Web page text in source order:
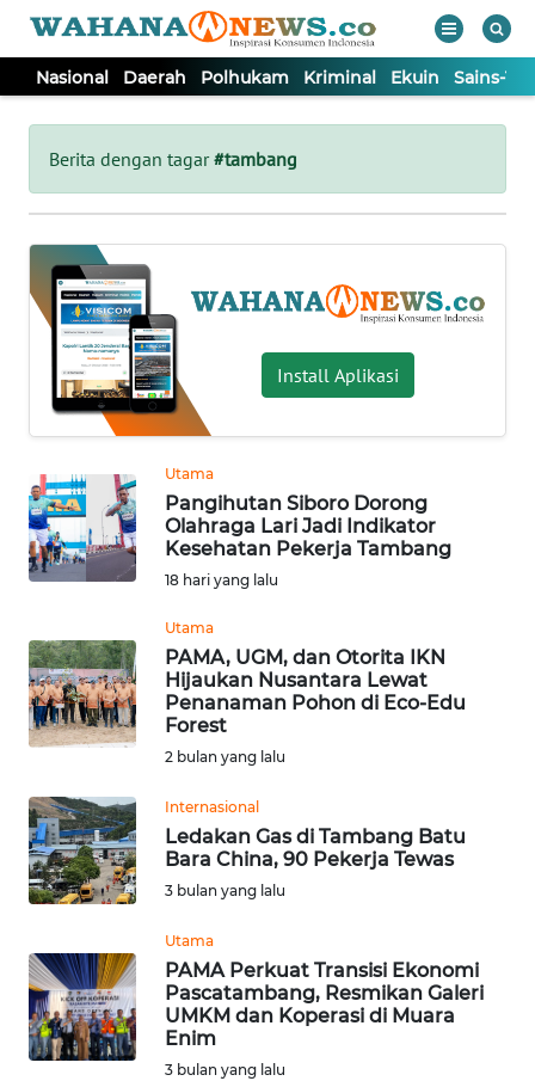
Nasional Daerah Polhukam Kriminal Ekuin Sains-
Berita dengan tagar#tambang
Install Aplikasi
Utama
Pangihutan Siboro Dorong
Olahraga Lari Jadi Indikator
Kesehatan Pekerja Tambang
18 hari yang lalu
Utama
PAMA, UGM, dan Otorita IKN
Hijaukan Nusantara Lewat
Penanaman Pohon di Eco-Edu
Forest
2 bulan yang lalu
Internasional
Ledakan Gas di Tambang Batu
Bara China, 90 Pekerja Tewas
3 bulan yang lalu
Utama
PAMA Perkuat Transisi Ekonomi
Pascatambang, Resmikan Galeri
UMKM dan Koperasi di Muara
Enim
3 bulan yang lalu
Tutup
NASIONAL
DAERAH
POLHUKAM
KRIMINAL
EKUIN
SAINS-TEKNO
INTERNASIONAL
SERBA-SERBI
PENDIDIKAN
OLAHRAGA
OPINI
EDITORIAL